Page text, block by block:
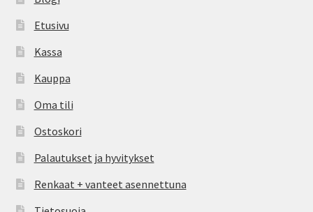
Etusivu
Kassa
Kauppa
Oma tili
Ostoskori
Palautukset ja hyvitykset
Renkaat + vanteet asennettuna